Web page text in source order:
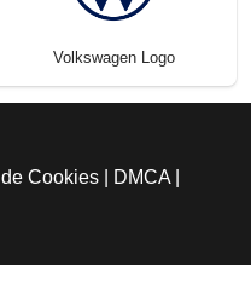
Volkswagen Logo
Cookies DMCA|